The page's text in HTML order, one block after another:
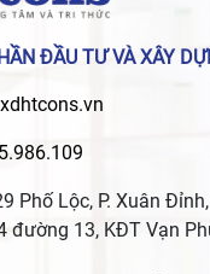
ĐẦU TƯ VÀ XÂY
Phố Lộc, P. Xuân
đường 13, KĐT Vạn